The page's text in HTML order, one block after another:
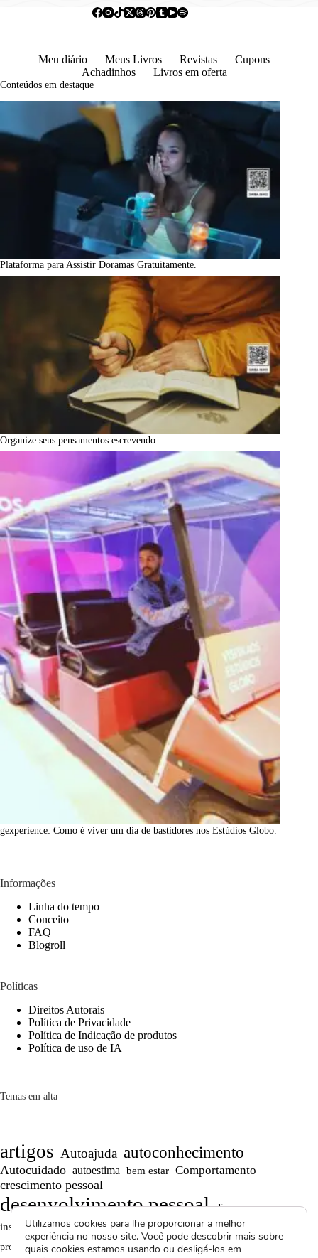
Meu diário Meus Livros Revistas
Cupons
Achadinhos
Livros em oferta
Conteúdos em destaque
Plataforma para Assistir Doramas Gratuitamente.
Organize seus pensamentos escrevendo.
gexperience: Como é viver um dia de bastidores nos Estúdios Globo.
Informações
Linha do tempo
Conceito
FAQ
Blogroll
Políticas
Direitos Autorais
Política de Privacidade
Política de Indicação de produtos
Política de uso de IA
Temas em alta
artigos Autoajuda autoconhecimento
Autocuidado autoestima bem estar Comportamento
crescimento pessoal
desenvolvimento pessoal dicas
inspiração
Maturidade Motivação
Persistência
produtividade Projetos autorais reflexão Reflexões
Utilizamos cookies para lhe proporcionar a melhor
experiência no nosso site. Você pode descobrir mais sobre
quais cookies estamos usando ou desligá-los em